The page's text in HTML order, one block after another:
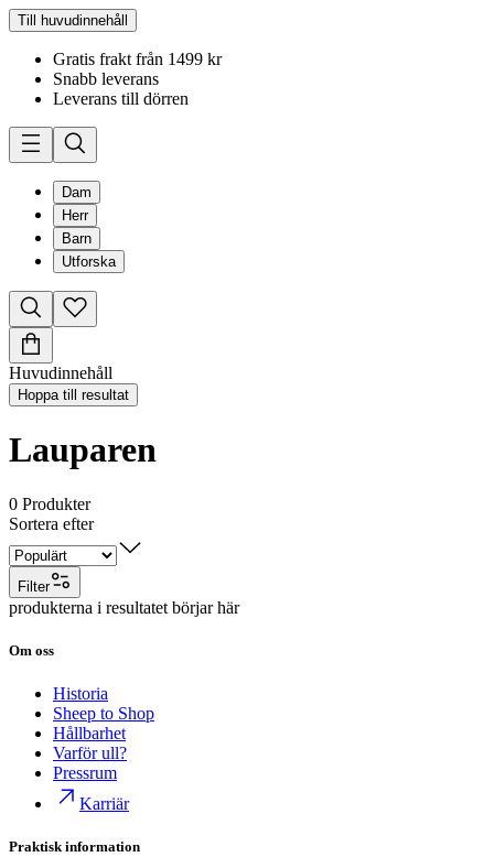
Till huvudinnehåll
Gratis frakt från 1499 kr
Snabb leverans
Leverans till dörren
Dam
Herr
Barn
Utforska
Huvudinnehåll
Hoppa till resultat
Lauparen
0 Produkter
Sortera efter
Filter
produkterna i resultatet börjar här
Om oss
Historia
Sheep to Shop
Hållbarhet
Varför ull?
Pressrum
Karriär
Praktisk information